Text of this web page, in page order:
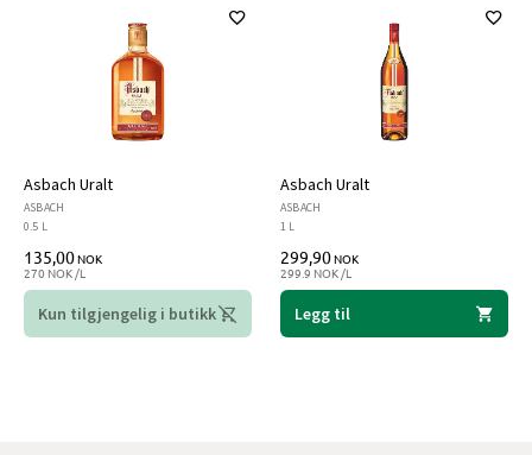
Asbach Uralt
ASBACH
0.5 L
135,00NOK
270 NOK /L
Kun tilgjengelig i butikk
Asbach Uralt
ASBACH
1 L
299,90NOK
299.9 NOK /L
Legg til